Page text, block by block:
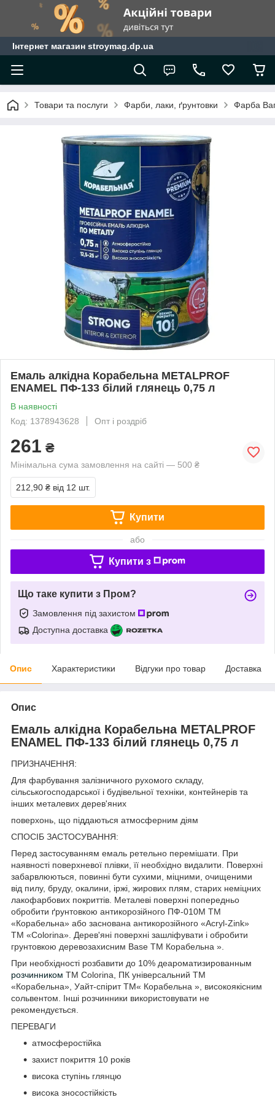
Інтернет магазин stroymag.dp.ua
Товари та послуги Фарби, лаки, ґрунтовки Фарба
Емаль алкідна Корабельна METALPROF
ENAMEL ПФ-133 білий глянець 0,75 л
В наявності
Код: 1378943628
Опт і роздріб
261 ₴
Мінімальна сума замовлення на сайті — 500 ₴
212,90 ₴ від 12 шт.
Купити
або
Купити з
Що таке купити з Пром?
Замовлення під захистом
Доступна доставка
Опис Характеристики Відгуки про товар Доставка
Опис
Емаль алкідна Корабельна METALPROF
ENAMEL ПФ-133 білий глянець 0,75 л
ПРИЗНАЧЕННЯ:
Для фарбування залізничного рухомого складу,
сільськогосподарської і будівельної техніки, контейнерів та
інших металевих дерев'яних
поверхонь, що піддаються атмосферним діям
СПОСІБ ЗАСТОСУВАННЯ:
Перед застосуванням емаль ретельно перемішати. При
наявності поверхневої плівки, її необхідно видалити. Поверхні
забарвлюються, повинні бути сухими, міцними, очищеними
від пилу, бруду, окалини, іржі, жирових плям, старих неміцних
лакофарбових покриттів. Металеві поверхні попередньо
обробити ґрунтовкою антикорозійного ПФ-010М ТМ
«Корабельна» або заснована антикорозійного «Acryl-Zink»
TM «Colorina». Дерев'яні поверхні зашліфувати і обробити
грунтовкою деревозахисним Base ТМ Корабельна ».
При необхідності розбавити до 10% деароматизированным
розчинником ТМ Colorina, ПК універсальний ТМ
«Корабельна», Уайт-спірит ТМ« Корабельна », високоякісним
сольвентом. Інші розчинники використовувати не
рекомендується.
ПЕРЕВАГИ
атмосферостійка
захист покриття 10 років
висока ступінь глянцю
висока зносостійкість